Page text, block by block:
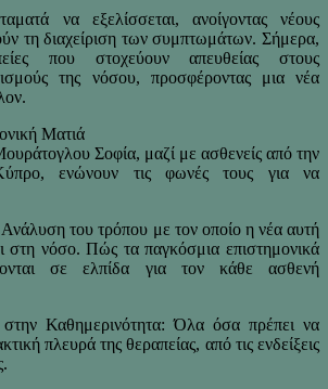
να εξελίσσεται, ανοίγοντας νέους
τη διαχείριση των συμπτωμάτων. Σήμερα,
που στοχεύουν απευθείας στους
της νόσου, προσφέροντας μια νέα
Ματιά
Σοφία, μαζί με ασθενείς από την
ενώνουν τις φωνές τους για να
του τρόπου με τον οποίο η νέα αυτή
στη νόσο. Πώς τα παγκόσμια επιστημονικά
σε ελπίδα για τον κάθε ασθενή
Καθημερινότητα: Όλα όσα πρέπει να
πλευρά της θεραπείας, από τις ενδείξεις